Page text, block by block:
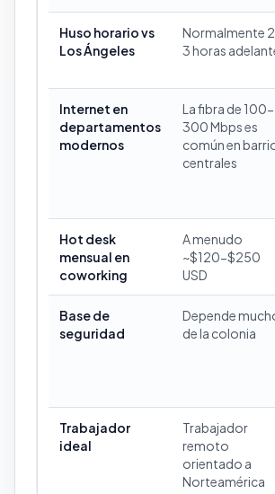
Huso horario vs
Los Ángeles
Normalmente
3 horas
Internet en
departamentos
modernos
La fibra de 100-
300 Mbps es
común en
centrales
Hot desk
mensual en
coworking
A menudo
~$120-$250
USD
Base de
seguridad
Depende
de la colonia
Trabajador
ideal
Trabajador
remoto
orientado a
Norteamérica